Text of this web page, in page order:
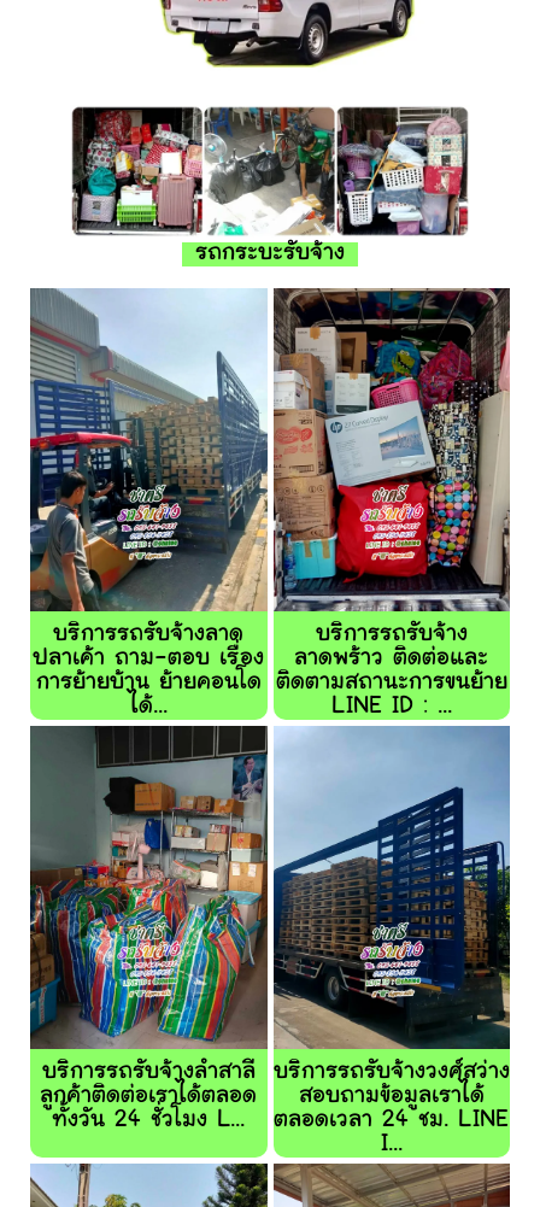
รถกระบะรับจ้าง
บริการรถรับจ้างลาด
ปลาเค้า ถาม-ตอบ เรื่อง
การย้ายบ้าน ย้ายคอนโด
ได้...
บริการรถรับจ้าง
ลาดพร้าว ติดต่อและ
ติดตามสถานะการขนย้าย
LINE ID : ...
บริการรถรับจ้างลำสาลี
ลูกค้าติดต่อเราได้ตลอด
ทั้งวัน 24 ชั่วโมง L...
บริการรถรับจ้างวงศ์สว่าง
สอบถามข้อมูลเราได้
ตลอดเวลา 24 ชม. LINE
I...